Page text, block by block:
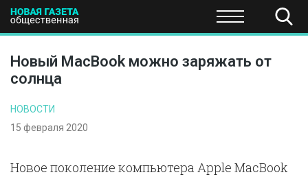
ПОЛИТИКА ЭКОНОМИКА НАУКА И
Новый MacBook можно заряжать от
солнца
НОВОСТИ
15 февраля 2020
Новое поколение компьютера Apple MacBook